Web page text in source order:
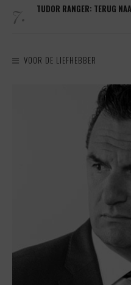
7. TUDOR RANGER: TERUG
VOOR DE LIEFHEBBER